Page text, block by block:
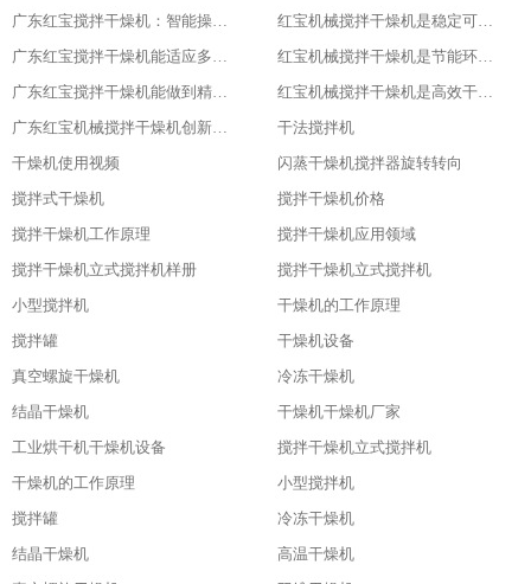
广东红宝搅拌干燥机：智能操作，便捷高效
红宝机械搅拌干燥机是稳定可靠的伙伴
广东红宝搅拌干燥机能适应多种物料
红宝机械搅拌干燥机是节能环保新选择
广东红宝搅拌干燥机能做到精准控制，卓越品质
红宝机械搅拌干燥机是高效干燥的利器
广东红宝机械搅拌干燥机创新引领未来
干法搅拌机
干燥机使用视频
闪蒸干燥机搅拌器旋转转向
搅拌式干燥机
搅拌干燥机价格
搅拌干燥机工作原理
搅拌干燥机应用领域
搅拌干燥机立式搅拌机样册
搅拌干燥机立式搅拌机
小型搅拌机
干燥机的工作原理
搅拌罐
干燥机设备
真空螺旋干燥机
冷冻干燥机
结晶干燥机
干燥机干燥机厂家
工业烘干机干燥机设备
搅拌干燥机立式搅拌机
干燥机的工作原理
小型搅拌机
搅拌罐
冷冻干燥机
结晶干燥机
高温干燥机